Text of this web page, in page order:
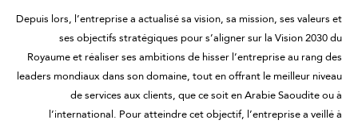
Depuis lors, l’entreprise a actualisé sa vision, sa mission, ses valeurs et
ses objectifs stratégiques pour s’aligner sur la Vision 2030 du
Royaume et réaliser ses ambitions de hisser l’entreprise au rang des
leaders mondiaux dans son domaine, tout en offrant le meilleur niveau
de services aux clients, que ce soit en Arabie Saoudite ou à
l’international. Pour atteindre cet objectif, l’entreprise a veillé à